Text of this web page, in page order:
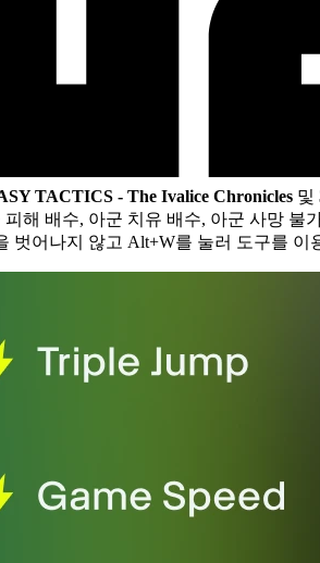
TACTICS - The Ivalice Chronicles 및
피해 배수, 아군 치유 배수, 아군 사망 불
벗어나지 않고 Alt+W를 눌러 도구를 이